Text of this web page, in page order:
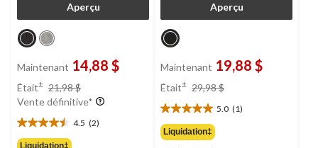
Aperçu
Maintenant 14,88 $
Était± 21,98 $
était
Vente définitive*
4.5 (2)
4.5
étoile(s)
Liquidation‡
Aperçu
Maintenant 19,88 $
Était± 29,98 $
29,98 $
5.0 (1)
5.0
étoile(s)
sur
Liquidation‡